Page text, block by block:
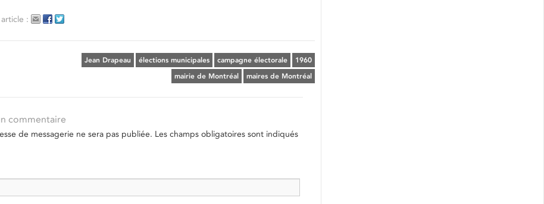
:
1960
campagne électorale
élections municipales
Jean Drapeau
maires de Montréal
mairie de Montréal
commentaire
de messagerie ne sera pas publiée. Les champs obligatoires sont indiqués